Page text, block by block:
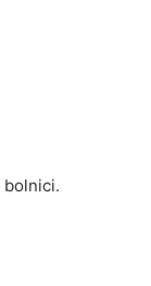
bolnici.